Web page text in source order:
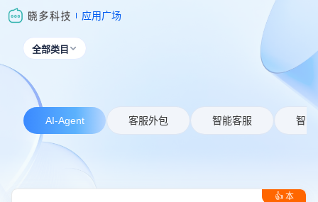
应用广场
全部类目 
AI-Agent 客服外包 智能客服 智能
👍 本